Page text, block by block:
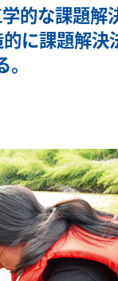
的な課題解
に課題解決